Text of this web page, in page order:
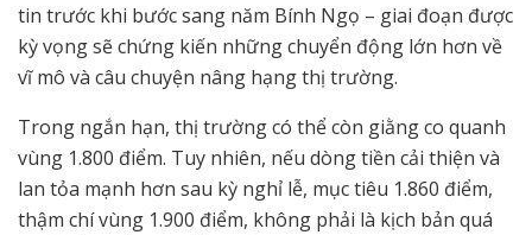
tin trước khi bước sang năm Bính Ngọ – giai đoạn được
kỳ vọng sẽ chứng kiến những chuyển động lớn hơn về
vĩ mô và câu chuyện nâng hạng thị trường.
Trong ngắn hạn, thị trường có thể còn giằng co quanh
vùng 1.800 điểm. Tuy nhiên, nếu dòng tiền cải thiện và
lan tỏa mạnh hơn sau kỳ nghỉ lễ, mục tiêu 1.860 điểm,
thậm chí vùng 1.900 điểm, không phải là kịch bản quá